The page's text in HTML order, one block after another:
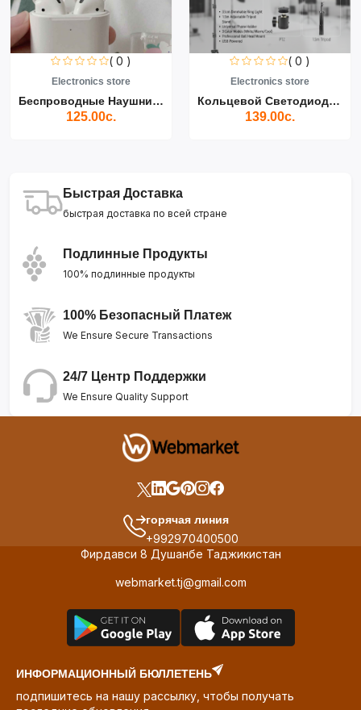
( 0 )
Electronics store
Беспроводные Наушники Air...
125.00с.
( 0 )
Electronics store
Кольцевой Светодиодный Св...
139.00с.
Быстрая Доставка
быстрая доставка по всей стране
Подлинные Продукты
100% подлинные продукты
100% Безопасный Платеж
We Ensure Secure Transactions
24/7 Центр Поддержки
We Ensure Quality Support
горячая линия
+992970400500
Фирдавси 8 Душанбе Таджикистан
webmarket.tj@gmail.com
ИНФОРМАЦИОННЫЙ БЮЛЛЕТЕНЬ
подпишитесь на нашу рассылку, чтобы получать